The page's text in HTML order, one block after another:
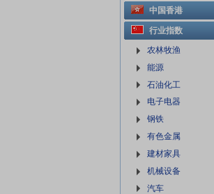
中国香港
行业指数
农林牧渔
能源
石油化工
电子电器
钢铁
有色金属
建材家具
机械设备
汽车